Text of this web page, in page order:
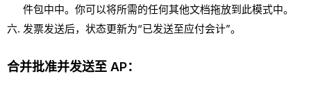
件包中中。你可以将所需的任何其他文档拖放到此模式中。
发票发送后，状态更新为“已发送至应付会计”。
合并批准并发送至 AP：